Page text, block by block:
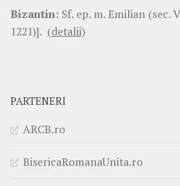
Bizantin: Sf. ep. m. Emilian (sec.
1221)]. (detalii)
PARTENERI
ARCB.ro
BisericaRomanaUnita.ro